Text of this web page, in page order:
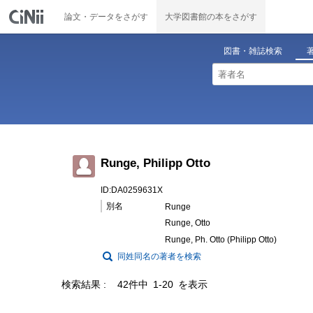
論文・データをさがす 大学図書館の本をさがす
図書・雑誌検索
Runge, Philipp Otto
ID:DA0259631X
別名
Runge
Runge, Otto
Runge, Ph. Otto (Philipp Otto)
同姓同名の著者を検索
検索結果 42件中 1-20 を表示